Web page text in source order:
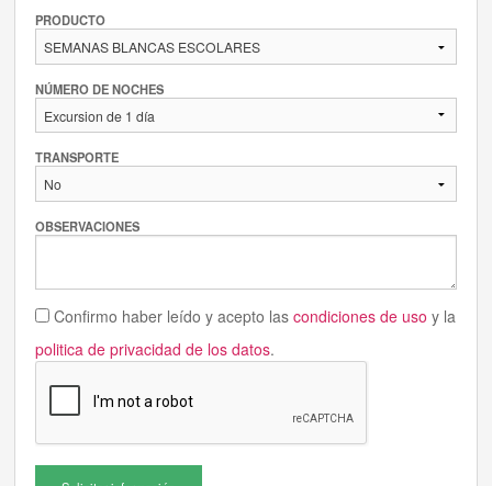
PRODUCTO
NÚMERO DE NOCHES
TRANSPORTE
OBSERVACIONES
Confirmo haber leído y acepto las condiciones de uso y la
politica de privacidad de los datos.